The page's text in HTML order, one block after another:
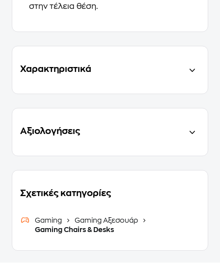
στην τέλεια θέση.
Χαρακτηριστικά
Αξιολογήσεις
Σχετικές κατηγορίες
Gaming
Gaming Αξεσουάρ
Gaming Chairs & Desks